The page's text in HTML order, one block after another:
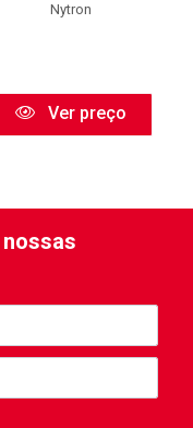
Nytron
Ver preço